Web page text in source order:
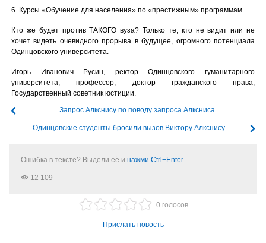
6. Курсы «Обучение для населения» по «престижным» программам.
Кто же будет против ТАКОГО вуза? Только те, кто не видит или не
хочет видеть очевидного прорыва в будущее, огромного потенциала
Одинцовского университета.
Игорь Иванович Русин, ректор Одинцовского гуманитарного
университета, профессор, доктор гражданского права,
Государственный советник юстиции.
Запрос Алкснису по поводу запроса Алксниса
Одинцовские студенты бросили вызов Виктору Алкснису
Ошибка в тексте? Выдели её и нажми Ctrl+Enter
12 109
0 голосов
Прислать новость